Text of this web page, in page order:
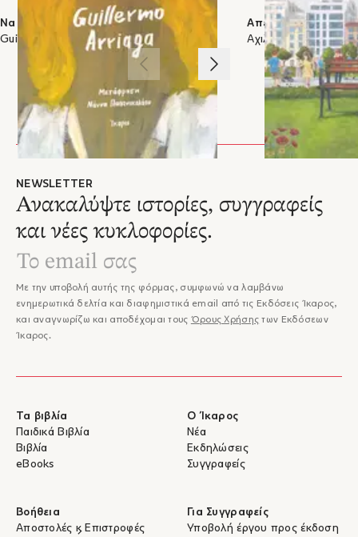
Να σώσουμε τη φωτιά
Guillermo Arriaga
Απέξω
Αχιλλέας ΙΙΙ
/3
NEWSLETTER
Ανακαλύψτε ιστορίες, συγγραφείς
και νέες κυκλοφορίες.
Με την υποβολή αυτής της φόρμας, συμφωνώ να λαμβάνω
ενημερωτικά δελτία και διαφημιστικά email από τις Εκδόσεις Ίκαρος,
και αναγνωρίζω και αποδέχομαι τους Όρους Χρήσης των Εκδόσεων
Ίκαρος.
Τα βιβλία
Παιδικά Βιβλία
Βιβλία
eBooks
Ο Ίκαρος
Νέα
Εκδηλώσεις
Συγγραφείς
Βοήθεια
Αποστολές & Επιστροφές
Για Συγγραφείς
Υποβολή έργου προς έκδοση